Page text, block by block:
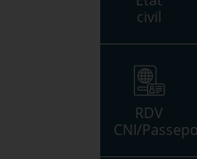
civil
RDV
CNI/